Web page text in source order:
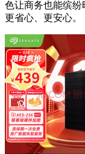
色让商务也能缤纷
更省心、更安心。